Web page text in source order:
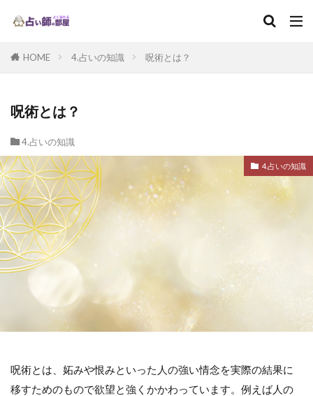
HOME 4.占いの知識 呪術とは？
呪術とは？
4.占いの知識
4.占いの知識
呪術とは、妬みや恨みといった人の強い情念を実際の結果に
移すためのもので欲望と強くかかわっています。例えば人の